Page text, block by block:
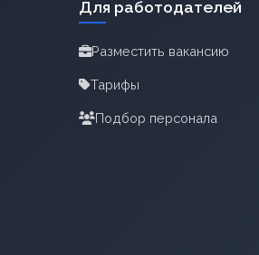
Для работодателей
Разместить вакансию
Тарифы
Подбор персонала